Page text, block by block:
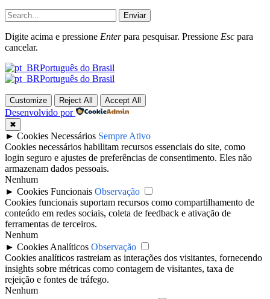
Enviar
Digite acima e pressione Enterpara pesquisar. Pressione Esc para
cancelar.
Português do Brasil
Português do Brasil
Customize Reject All Accept All
Desenvolvido por
✖
► Cookies Necessários Sempre Ativo
Cookies necessários habilitam recursos essenciais do site, como
login seguro e ajustes de preferências de consentimento. Eles não
armazenam dados pessoais.
Nenhum
► Cookies Funcionais Observação
Cookies funcionais suportam recursos como compartilhamento de
conteúdo em redes sociais, coleta de feedback e ativação de
ferramentas de terceiros.
Nenhum
► Cookies Analíticos Observação
Cookies analíticos rastreiam as interações dos visitantes, fornecendo
insights sobre métricas como contagem de visitantes, taxa de
rejeição e fontes de tráfego.
Nenhum